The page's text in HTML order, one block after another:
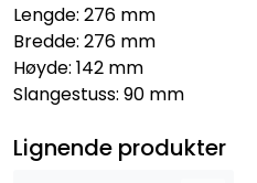
Lengde: 276 mm
Bredde: 276 mm
Høyde: 142 mm
Slangestuss: 90 mm
Lignende produkter